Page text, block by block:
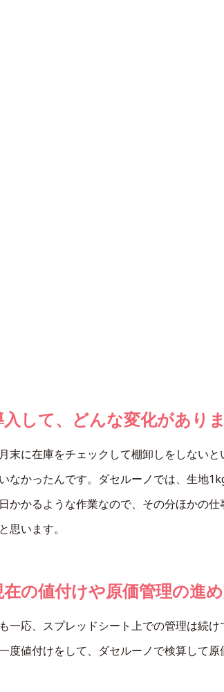
入して、どんな変化があり
末に在庫をチェックして棚卸しをしない
なかったんです。ダセルーノでは、生地
かかるような作業なので、その分ほかの
思います。
の値付けや原価管理の進
一応、スプレッドシート上での管理は続
度値付けをして、ダセルーノで検算して